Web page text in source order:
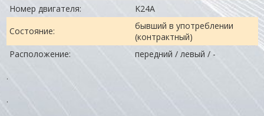
Номер двигателя:
K24A
Состояние:
бывший в употреблении
(контрактный)
Расположение:
передний / левый / -
.
.